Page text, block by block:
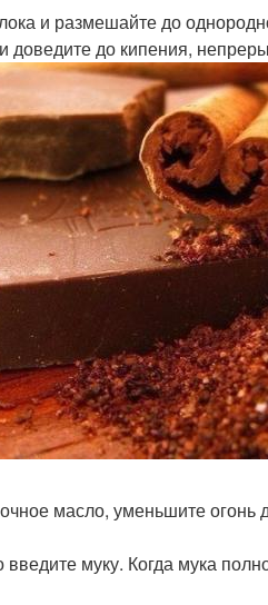
и размешайте до
доведите до кипения,
масло, уменьшите
муку. Когда мука